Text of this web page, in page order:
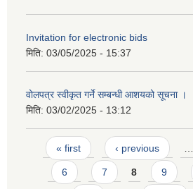
Invitation for electronic bids
मिति: 03/05/2025 - 15:37
वोलपत्र स्वीकृत गर्ने सम्बन्धी आशयको सूचना ।
मिति: 03/02/2025 - 13:12
Pages
« first ‹ previous …
6 7 8 9